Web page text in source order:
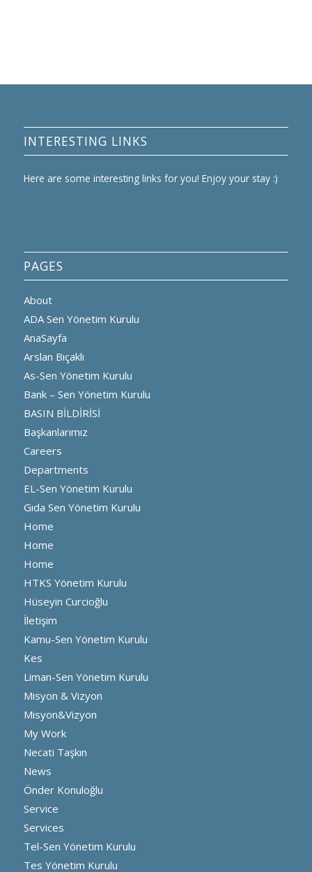
INTERESTING LINKS
Here are some interesting links for you! Enjoy your stay :)
PAGES
About
ADA Sen Yönetim Kurulu
AnaSayfa
Arslan Bıçaklı
As-Sen Yönetim Kurulu
Bank – Sen Yönetim Kurulu
BASIN BİLDİRİSİ
Başkanlarımız
Careers
Departments
EL-Sen Yönetim Kurulu
Gıda Sen Yönetim Kurulu
Home
Home
Home
HTKS Yönetim Kurulu
Hüseyin Curcioğlu
İletişim
Kamu-Sen Yönetim Kurulu
Kes
Liman-Sen Yönetim Kurulu
Misyon & Vizyon
Misyon&Vizyon
My Work
Necati Taşkın
News
Önder Konuloğlu
Service
Services
Tel-Sen Yönetim Kurulu
Tes Yönetim Kurulu